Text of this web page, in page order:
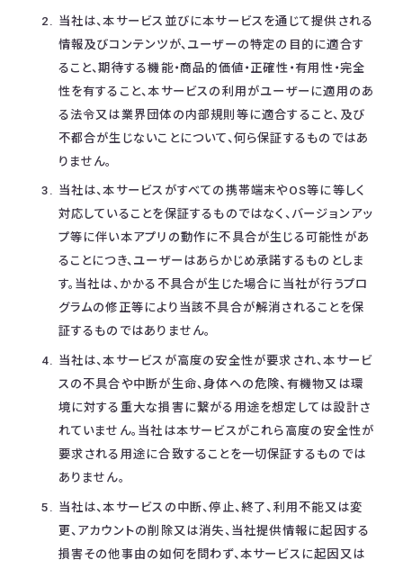
当社は、本サービス並びに本サービスを通じて提供される
情報及びコンテンツが、ユーザーの特定の目的に適合す
ること、期待する機能・商品的価値・正確性・有用性・完全
性を有すること、本サービスの利用がユーザーに適用のあ
る法令又は業界団体の内部規則等に適合すること、及び
不都合が生じないことについて、何ら保証するものではあ
りません。
当社は、本サービスがすべての携帯端末やOS等に等しく
対応していることを保証するものではなく、バージョンアッ
プ等に伴い本アプリの動作に不具合が生じる可能性があ
ることにつき、ユーザーはあらかじめ承諾するものとしま
す。当社は、かかる不具合が生じた場合に当社が行うプロ
グラムの修正等により当該不具合が解消されることを保
証するものではありません。
当社は、本サービスが高度の安全性が要求され、本サービ
スの不具合や中断が生命、身体への危険、有機物又は環
境に対する重大な損害に繋がる用途を想定しては設計さ
れていません。当社は本サービスがこれら高度の安全性が
要求される用途に合致することを一切保証するものでは
ありません。
当社は、本サービスの中断、停止、終了、利用不能又は変
更、アカウントの削除又は消失、当社提供情報に起因する
損害その他事由の如何を問わず、本サービスに起因又は